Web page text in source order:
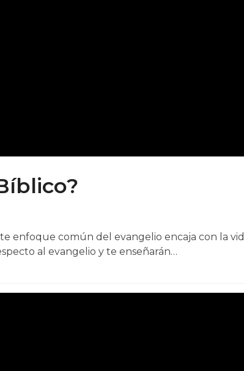
enfoque común del evangelio encaja con la
al evangelio y te enseñarán…